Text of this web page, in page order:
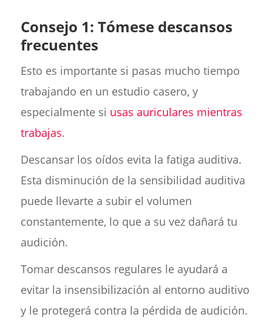
Consejo 1: Tómese descansos
frecuentes
Esto es importante si pasas mucho tiempo
trabajando en un estudio casero, y
especialmente si usas auriculares mientras
trabajas.
Descansar los oídos evita la fatiga auditiva.
Esta disminución de la sensibilidad auditiva
puede llevarte a subir el volumen
constantemente, lo que a su vez dañará tu
audición.
Tomar descansos regulares le ayudará a
evitar la insensibilización al entorno auditivo
y le protegerá contra la pérdida de audición.